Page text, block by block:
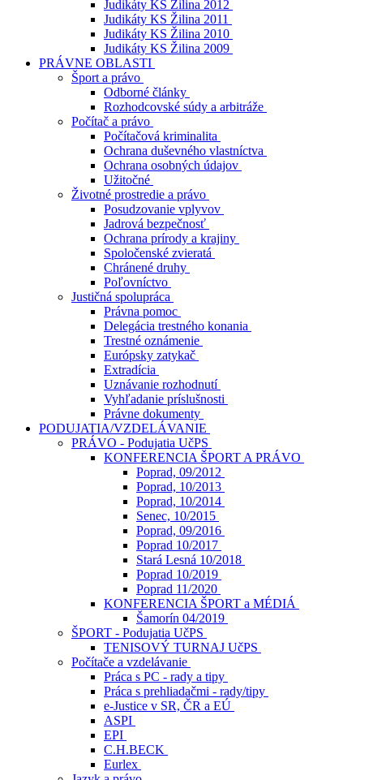
Judikáty KS Žilina 2012
Judikáty KS Žilina 2011
Judikáty KS Žilina 2010
Judikáty KS Žilina 2009
PRÁVNE OBLASTI
Šport a právo
Odborné články
Rozhodcovské súdy a arbitráže
Počítač a právo
Počítačová kriminalita
Ochrana duševného vlastníctva
Ochrana osobných údajov
Užitočné
Životné prostredie a právo
Posudzovanie vplyvov
Jadrová bezpečnosť
Ochrana prírody a krajiny
Spoločenské zvieratá
Chránené druhy
Poľovníctvo
Justičná spolupráca
Právna pomoc
Delegácia trestného konania
Trestné oznámenie
Európsky zatykač
Extradícia
Uznávanie rozhodnutí
Vyhľadanie príslušnosti
Právne dokumenty
PODUJATIA/VZDELÁVANIE
PRÁVO - Podujatia UčPS
KONFERENCIA ŠPORT A PRÁVO
Poprad, 09/2012
Poprad, 10/2013
Poprad, 10/2014
Senec, 10/2015
Poprad, 09/2016
Poprad 10/2017
Stará Lesná 10/2018
Poprad 10/2019
Poprad 11/2020
KONFERENCIA ŠPORT a MÉDIÁ
Šamorín 04/2019
ŠPORT - Podujatia UčPS
TENISOVÝ TURNAJ UčPS
Počítače a vzdelávanie
Práca s PC - rady a tipy
Práca s prehliadačmi - rady/tipy
e-Justice v SR, ČR a EÚ
ASPI
EPI
C.H.BECK
Eurlex